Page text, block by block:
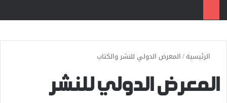
الرئيسية/المعرض الدولي للنشر والكتاب
المعرض الدولي للنشر